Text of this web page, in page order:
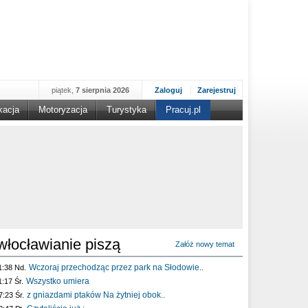
Zaloguj Zarejestruj
piątek, 7 sierpnia 2026
Motoryzacja Turystyka Pracuj.pl
piszą Załóż nowy temat
Nd. Wczoraj przechodząc przez park na Słodowie..
Śr. Wszystko umiera
Śr. z gniazdami ptaków Na żytniej obok..